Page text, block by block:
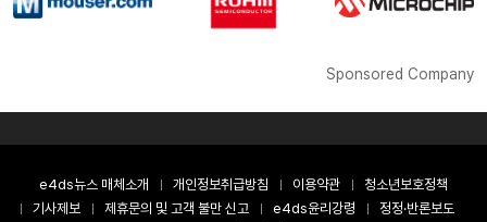
Sponsored Company
e4ds뉴스 매체소개 개인정보취급방침 이용약관
청소년보호정책
기사제보
제휴문의 및 고객 불만 신고 e4ds윤리강령
정정·반론보도